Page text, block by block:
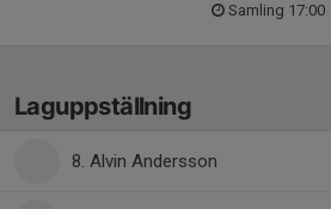
Samling 17:00
Laguppställning
8. Alvin Andersson